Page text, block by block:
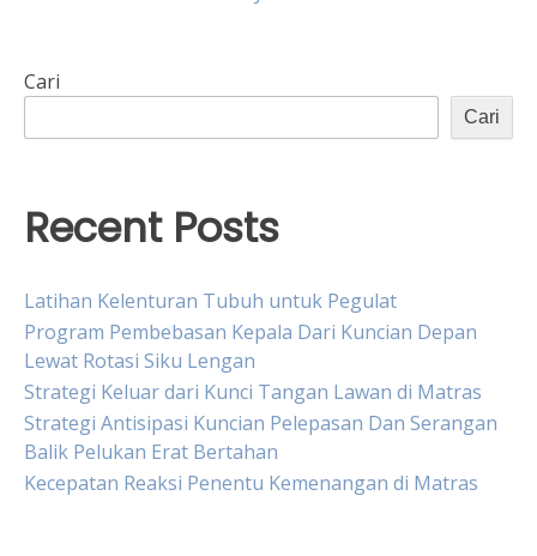
Cari
Cari
Recent Posts
Latihan Kelenturan Tubuh untuk Pegulat
Program Pembebasan Kepala Dari Kuncian Depan
Lewat Rotasi Siku Lengan
Strategi Keluar dari Kunci Tangan Lawan di Matras
Strategi Antisipasi Kuncian Pelepasan Dan Serangan
Balik Pelukan Erat Bertahan
Kecepatan Reaksi Penentu Kemenangan di Matras